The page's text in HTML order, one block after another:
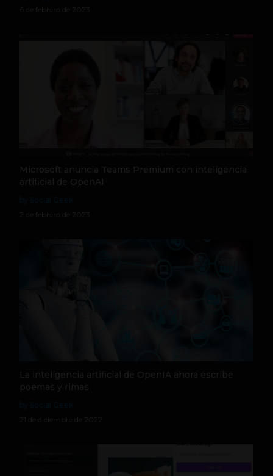
6 de febrero de 2023
Microsoft anuncia Teams Premium con inteligencia
artificial de OpenAI
2 de febrero de 2023
La inteligencia artificial de OpenIA ahora escribe
poemas y rimas
21 de diciembre de 2022